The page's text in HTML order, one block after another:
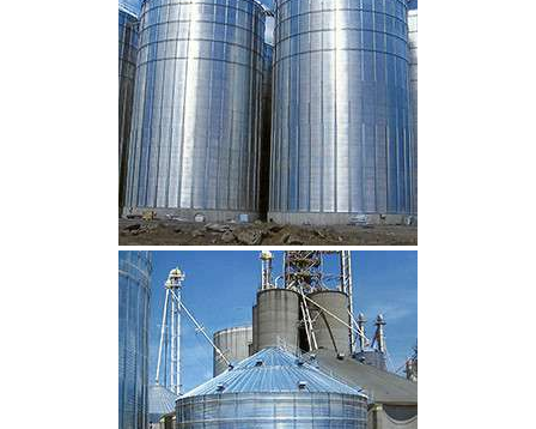
CLIQUEZ POUR AGRANDIR